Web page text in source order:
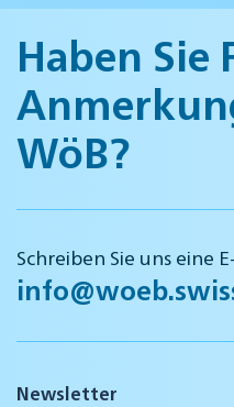
Haben Sie
WöB?
Schreiben Sie uns eine
Newsletter